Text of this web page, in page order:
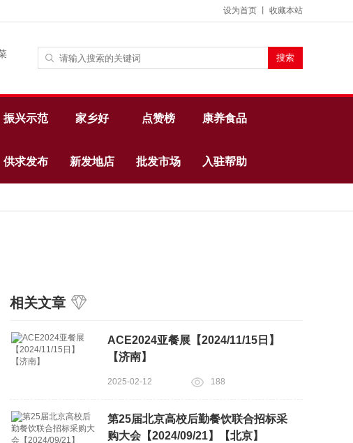
设为首页 收藏本站
振兴示范 家乡好 点赞榜 康养食品
供求发布 新发地店 批发市场 入驻帮助
相关文章
ACE2024亚餐展【2024/11/15日】
【济南】
2025-02-12 188
第25届北京高校后勤餐饮联合招标采
购大会【2024/09/21】【北京】